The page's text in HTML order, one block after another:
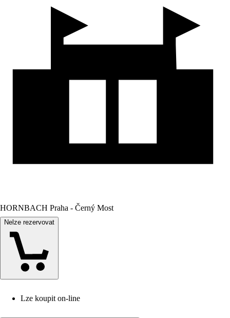
HORNBACH Praha - Černý Most
Nelze rezervovat
Lze koupit on-line